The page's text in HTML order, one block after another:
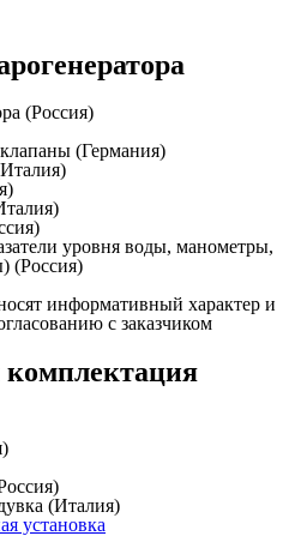
(Россия)
(Германия)
уровня воды, манометры,
(Россия)
информативный характер и
с заказчиком
(Италия)
установка